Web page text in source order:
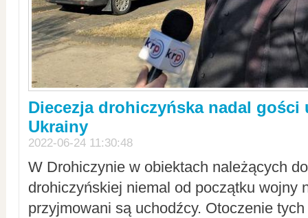
Diecezja drohiczyńska nadal gości
Ukrainy
2022-06-24 11:30:48
W Drohiczynie w obiektach należących
drohiczyńskiej niemal od początku wojny
przyjmowani są uchodźcy. Otoczenie